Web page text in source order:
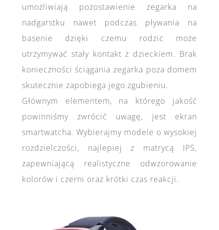
umożliwiają pozostawienie zegarka na
nadgarstku nawet podczas pływania na
basenie dzięki czemu rodzic może
utrzymywać stały kontakt z dzieckiem. Brak
konieczności ściągania zegarka poza domem
skutecznie zapobiega jego zgubieniu.
Głównym elementem, na którego jakość
powinniśmy zwrócić uwagę, jest ekran
smartwatcha. Wybierajmy modele o wysokiej
rozdzielczości, najlepiej z matrycą IPS,
zapewniającą realistyczne odwzorowanie
kolorów i czerni oraz krótki czas reakcji.